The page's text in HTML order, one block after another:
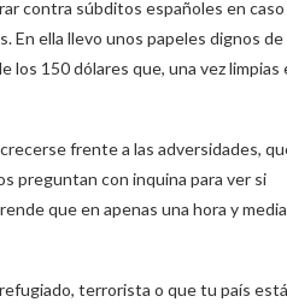
contra súbditos españoles en caso
En ella llevo unos papeles dignos de
150 dólares que, una vez limpias
frente a las adversidades,
preguntan con inquina para ver si
que en apenas una hora y media
terrorista o que tu país está